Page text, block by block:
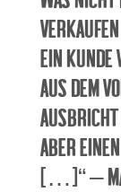
ein
aus dem
aber
[…]“ –